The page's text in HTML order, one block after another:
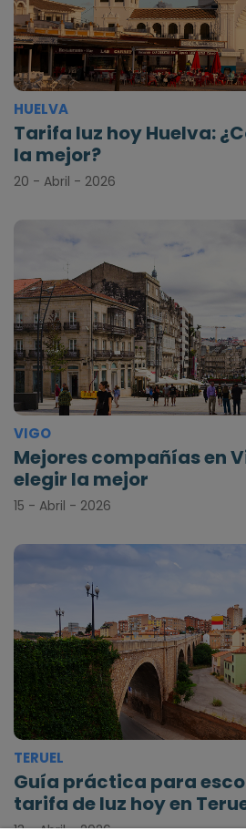
HUELVA
Tarifa luz hoy Huelva:
la mejor?
20 - Abril - 2026
VIGO
Mejores compañías en
elegir la mejor
15 - Abril - 2026
TERUEL
Guía práctica para
tarifa de luz hoy en